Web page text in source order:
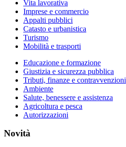
Vita lavorativa
Imprese e commercio
Appalti pubblici
Catasto e urbanistica
Turismo
Mobilità e trasporti
Educazione e formazione
Giustizia e sicurezza pubblica
Tributi, finanze e contravvenzioni
Ambiente
Salute, benessere e assistenza
Agricoltura e pesca
Autorizzazioni
Novità